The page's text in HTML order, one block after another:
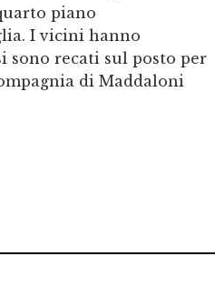
piano
I vicini hanno
sono recati sul posto per
di Maddaloni